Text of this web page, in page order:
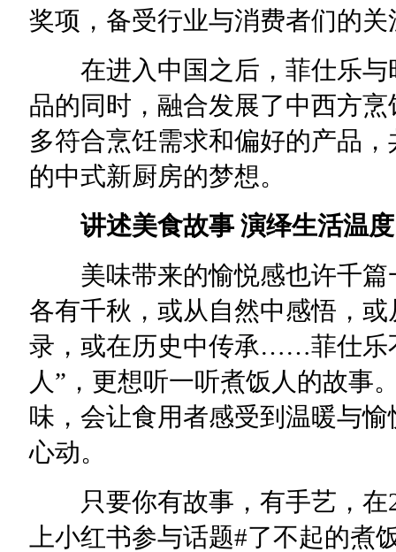
奖项，备受行业与消费者们的关
在进入中国之后，菲仕乐与
品的同时，融合发展了中西方
多符合烹饪需求和偏好的产品
的中式新厨房的梦想。
讲述美食故事 演绎生活温度
美味带来的愉悦感也许千篇
各有千秋，或从自然中感悟，
录，或在历史中传承……菲仕乐
人”，更想听一听煮饭人的故事
味，会让食用者感受到温暖与
心动。
只要你有故事，有手艺，在
上小红书参与话题#了不起的